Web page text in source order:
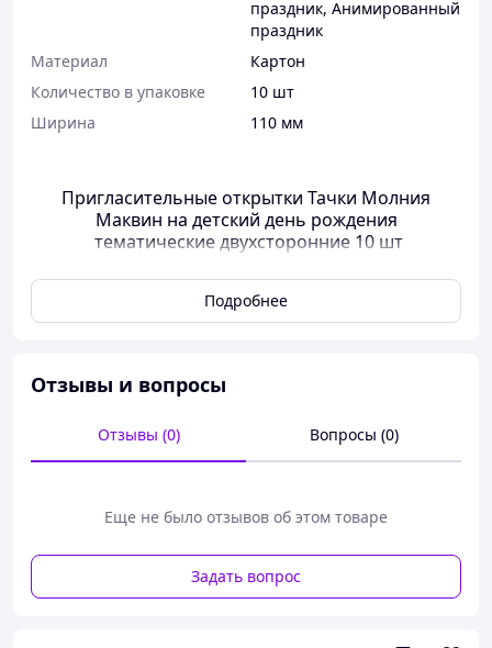
праздник, Анимированный
праздник
Материал
Картон
Количество в упаковке
10 шт
Ширина
110 мм
Пригласительные открытки Тачки Молния
Маквин на детский день рождения
тематические двухсторонние 10 шт
Пригласительное двухстороннее :
с одной стороны - яркий рисунок.
торжестве.http://teremok-shop.com.ua
Подробнее
Отзывы и вопросы
Отзывы (0) Вопросы (0)
Еще не было отзывов об этом товаре
Задать вопрос